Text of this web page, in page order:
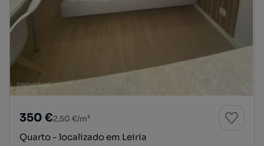
350 €2,50 €/m²
Quarto - localizado em Leiria